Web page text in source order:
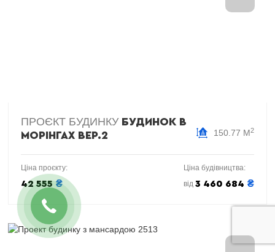
ПРОЄКТ БУДИНКУ БУДИНОК В
МОРІНГАХ ВЕР.2
150.77 М2
Ціна проєкту:
42 555 ₴
Ціна будівництва:
від 3 460 684 ₴